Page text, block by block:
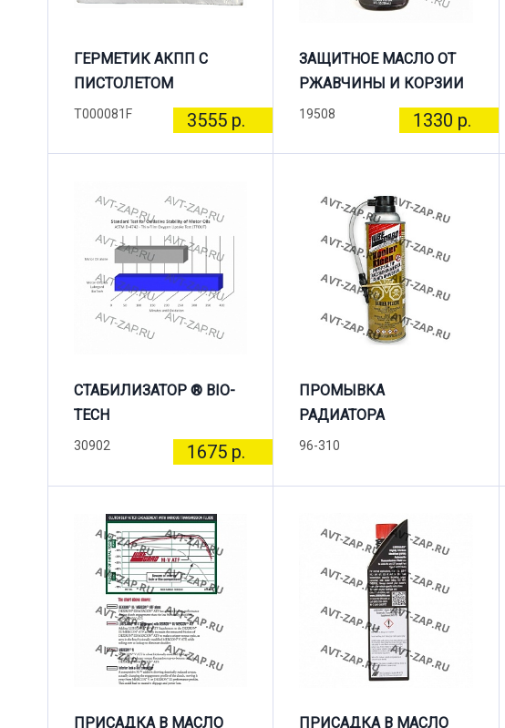
ГЕРМЕТИК АКПП С
ПИСТОЛЕТОМ
T000081F 3555 р.
ЗАЩИТНОЕ МАСЛО ОТ
РЖАВЧИНЫ И КОРЗИИ
19508 1330 р.
СТАБИЛИЗАТОР ® BIO-
TECH
30902 1675 р.
ПРОМЫВКА
РАДИАТОРА
96-310
ПРИСАДКА В МАСЛО
ПРИСАДКА В МАСЛО